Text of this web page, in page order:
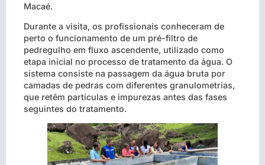
Macaé.
Durante a visita, os profissionais conheceram de
perto o funcionamento de um pré-filtro de
pedregulho em fluxo ascendente, utilizado como
etapa inicial no processo de tratamento da água. O
sistema consiste na passagem da água bruta por
camadas de pedras com diferentes granulometrias,
que retêm partículas e impurezas antes das fases
seguintes do tratamento.